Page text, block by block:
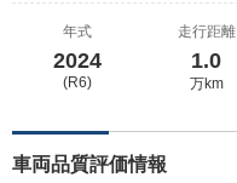
年式
2024
(R6)
走行距離
1.0
万km
車両品質評価情報